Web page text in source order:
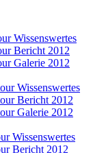
Wissenswertes
Bericht 2012
Galerie 2012
Wissenswertes
Bericht 2012
Galerie 2012
Wissenswertes
Bericht 2012